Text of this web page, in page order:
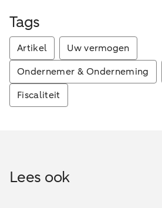
Tags
Artikel
Uw vermogen
Ondernemer & Onderneming
Fiscaliteit
Lees ook